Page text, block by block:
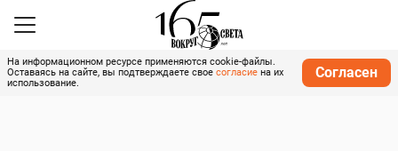
На информационном ресурсе применяются cookie-файлы.
Оставаясь на сайте, вы подтверждаете свое согласие на их
использование.
Согласен